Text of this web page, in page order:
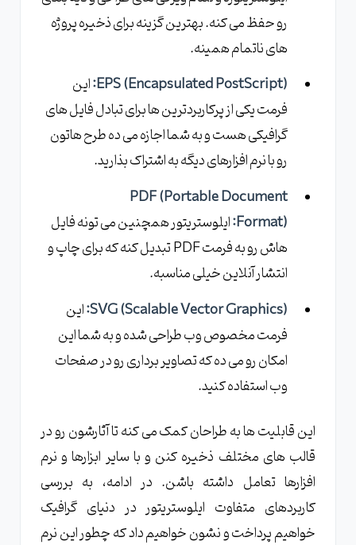
رو حفظ می کنه. بهترین گزینه برای ذخیره پروژه
های ناتمام همینه.
EPS (Encapsulated PostScript): این
فرمت یکی از پرکاربردترین ها برای تبادل فایل های
گرافیکی هست و به شما اجازه می ده طرح هاتون
رو با نرم افزارهای دیگه به اشتراک بذارید.
PDF (Portable Document
Format): ایلوستریتور همچنین می تونه فایل
هاش رو به فرمت PDF تبدیل کنه که برای چاپ و
انتشار آنلاین خیلی مناسبه.
SVG (Scalable Vector Graphics): این
فرمت مخصوص وب طراحی شده و به شما این
امکان رو می ده که تصاویر برداری رو در صفحات
وب استفاده کنید.
این قابلیت ها به طراحان کمک می کنه تا آثارشون رو در
قالب های مختلف ذخیره کنن و با سایر ابزارها و نرم
افزارها تعامل داشته باشن. در ادامه، به بررسی
کاربردهای متفاوت ایلوستریتور در دنیای گرافیک
خواهیم پرداخت و نشون خواهیم داد که چطور این نرم